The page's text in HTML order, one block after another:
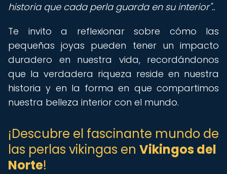
historia que cada perla guarda en su interior"..
Te invito a reflexionar sobre cómo las
pequeñas joyas pueden tener un impacto
duradero en nuestra vida, recordándonos
que la verdadera riqueza reside en nuestra
historia y en la forma en que compartimos
nuestra belleza interior con el mundo.
¡Descubre el fascinante mundo de
las perlas vikingas en Vikingos del
Norte!